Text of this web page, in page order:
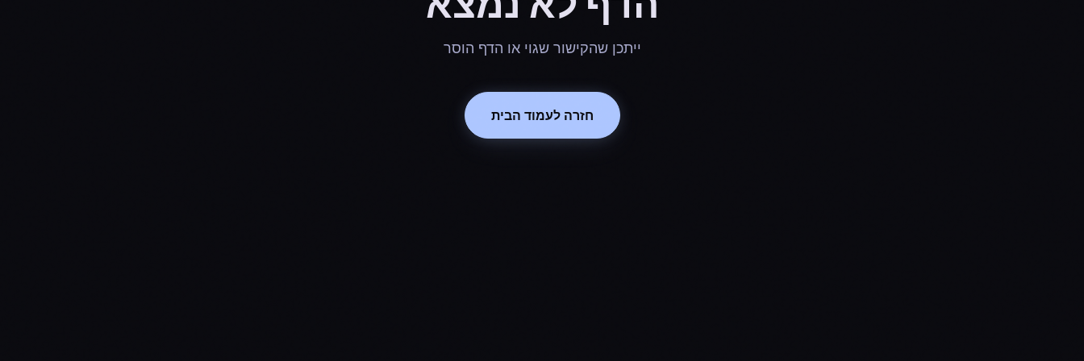
ייתכן שהקישור שגוי או הדף הוסר
חזרה לעמוד הבית